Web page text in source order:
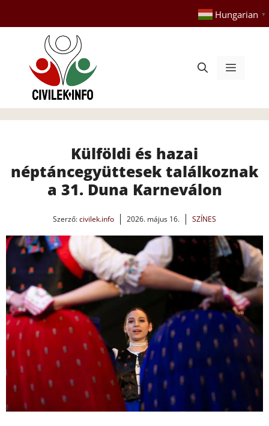
tartalomba
Hungarian ▼
Menü
Külföldi és hazai
néptáncegyüttesek találkoznak
a 31. Duna Karneválon
Szerző:civilek.info 2026. május 16. SZÍNES